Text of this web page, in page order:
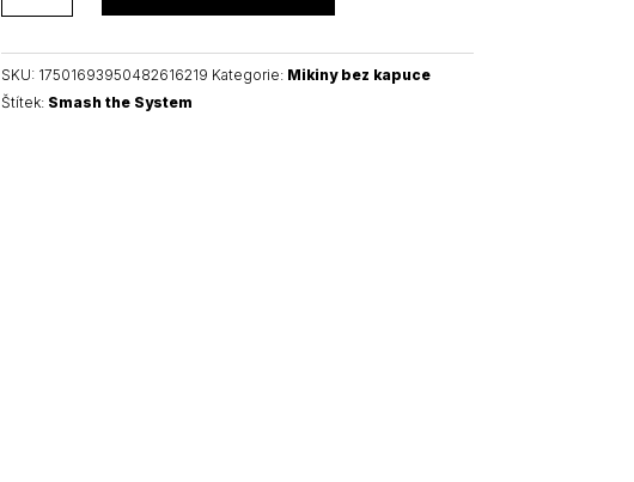
System
mikina
bez
SKU: 17501693950482616219 Kategorie: Mikiny bez kapuce
Štítek: Smash the System